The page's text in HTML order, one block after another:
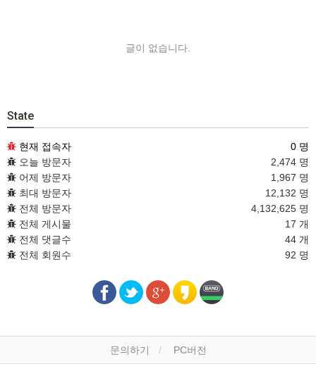
글이 없습니다.
State
현재 접속자
0 명
오늘 방문자
2,474 명
어제 방문자
1,967 명
최대 방문자
12,132 명
전체 방문자
4,132,625 명
전체 게시물
17 개
전체 댓글수
44 개
전체 회원수
92 명
문의하기 PC버전